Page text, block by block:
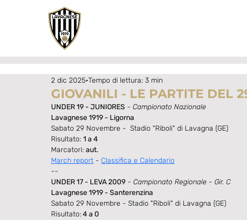
GIOVANILI - LE PARTITE DEL
2 dic 2025 Tempo di lettura: 3 min
UNDER 19 - JUNIORES - Campionato Nazionale
Lavagnese 1919 - Ligorna
Sabato 29 Novembre -  Stadio "Riboli" di Lavagna (GE)
Risultato: 1 a 4
Marcatori: aut.
March report - Classifica e Calendario
--
UNDER 17 - LEVA 2009 - Campionato Regionale - Gir. C
Lavagnese 1919 - Santerenzina
Sabato 29 Novembre - Stadio "Riboli" di Lavagna (GE)
Risultato: 4 a 0